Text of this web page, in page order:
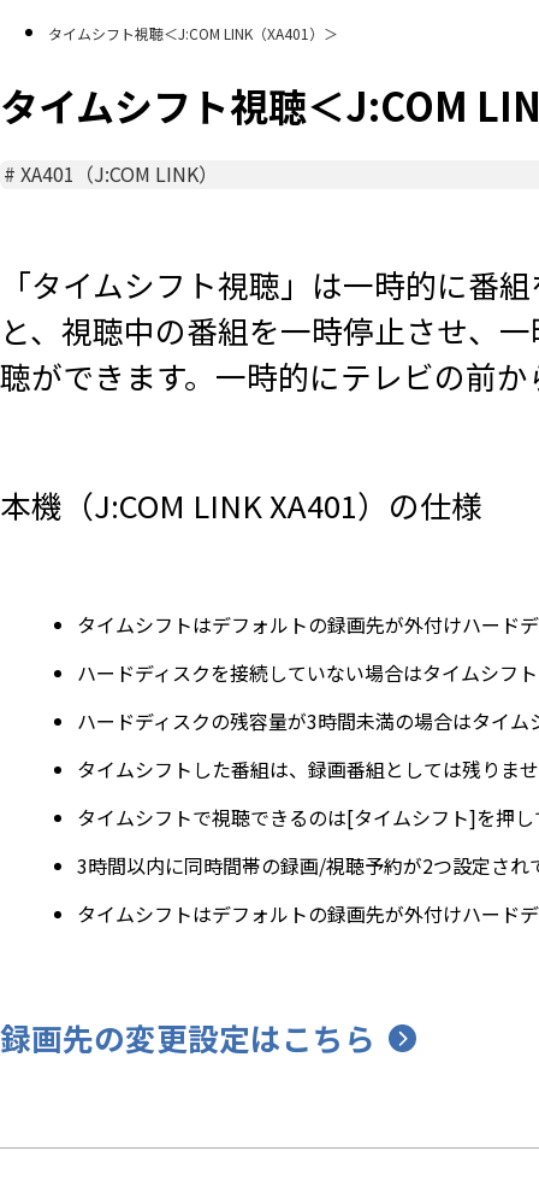
タイムシフト視聴＜J:COM LINK（XA401）＞
タイムシフト視聴＜J:COM
#XA401（J:COM LINK）
「タイムシフト視聴」は一時的に番
と、視聴中の番組を一時停止させ、
聴ができます。一時的にテレビの前
本機（J:COM LINK XA401）の仕様
タイムシフトはデフォルトの録画先が外付けハード
ハードディスクを接続していない場合はタイムシフ
ハードディスクの残容量が3時間未満の場合はタイ
タイムシフトした番組は、録画番組としては残りま
タイムシフトで視聴できるのは[タイムシフト]を押
3時間以内に同時間帯の録画/視聴予約が2つ設定さ
タイムシフトはデフォルトの録画先が外付けハード
録画先の変更設定はこちら